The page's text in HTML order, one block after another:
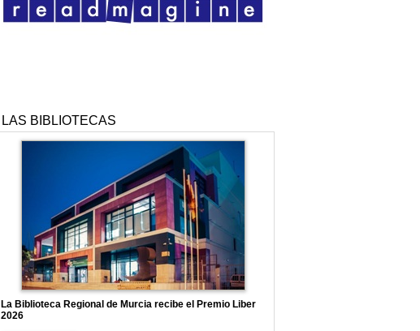
LAS BIBLIOTECAS
La Biblioteca Regional de Murcia recibe el Premio Liber
2026